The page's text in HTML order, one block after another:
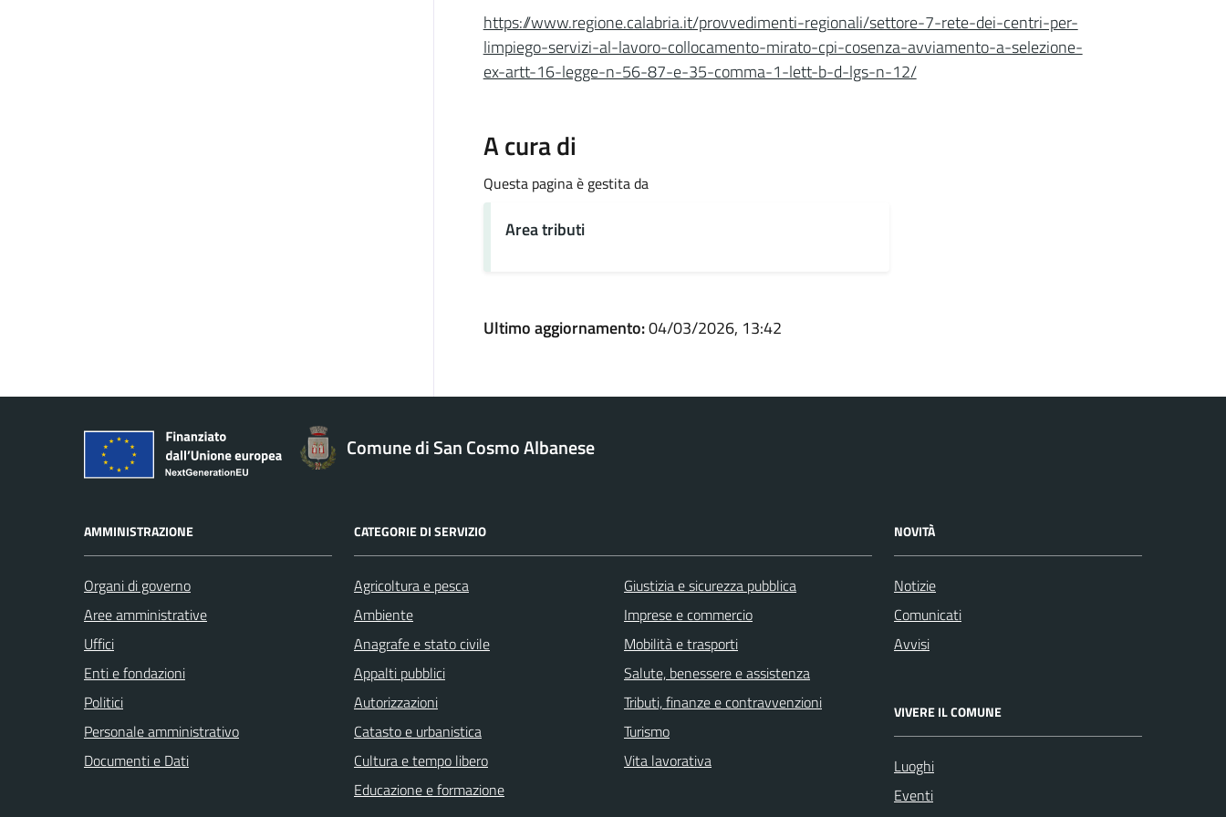
https://www.regione.calabria.it/provvedimenti-regionali/settore-7-rete-dei-centri-per-
limpiego-servizi-al-lavoro-collocamento-mirato-cpi-cosenza-avviamento-a-selezione-
ex-artt-16-legge-n-56-87-e-35-comma-1-lett-b-d-lgs-n-12/
A cura di
Questa pagina è gestita da
Area tributi
Ultimo aggiornamento:04/03/2026, 13:42
Comune di San Cosmo Albanese
AMMINISTRAZIONE
Organi di governo
Aree amministrative
Uffici
Enti e fondazioni
Politici
Personale amministrativo
Documenti e Dati
CATEGORIE DI SERVIZIO
Agricoltura e pesca
Ambiente
Anagrafe e stato civile
Appalti pubblici
Autorizzazioni
Catasto e urbanistica
Cultura e tempo libero
Educazione e formazione
Giustizia e sicurezza pubblica
Imprese e commercio
Mobilità e trasporti
Salute, benessere e assistenza
Tributi, finanze e contravvenzioni
Turismo
Vita lavorativa
NOVITÀ
Notizie
Comunicati
Avvisi
VIVERE IL COMUNE
Luoghi
Eventi